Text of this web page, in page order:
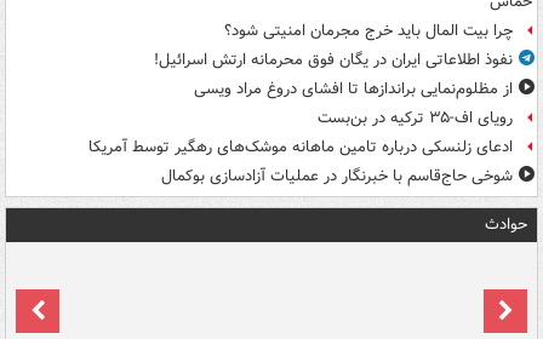
چرا بیت المال باید خرج مجرمان امنیتی شود؟
نفوذ اطلاعاتی ایران در یگان فوق محرمانه ارتش اسرائیل!
از مظلوم‌نمایی براندازها تا افشای دروغ مراد ویسی
رویای اف-۳۵ ترکیه در بن‌بست
ادعای زلنسکی درباره تامین ماهانه موشک‌های رهگیر توسط آمریکا
شوخی حاج‌قاسم با خبرنگار در عملیات آزادسازی بوکمال
حوادث